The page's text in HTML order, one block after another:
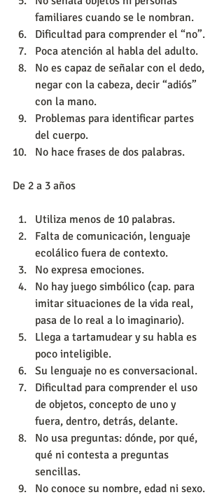
familiares cuando se le nombran.
Dificultad para comprender el “no”.
Poca atención al habla del adulto.
No es capaz de señalar con el dedo,
negar con la cabeza, decir “adiós”
con la mano.
Problemas para identificar partes
del cuerpo.
No hace frases de dos palabras.
De 2 a 3 años
Utiliza menos de 10 palabras.
Falta de comunicación, lenguaje
ecolálico fuera de contexto.
No expresa emociones.
No hay juego simbólico (cap. para
imitar situaciones de la vida real,
pasa de lo real a lo imaginario).
Llega a tartamudear y su habla es
poco inteligible.
Su lenguaje no es conversacional.
Dificultad para comprender el uso
de objetos, concepto de uno y
fuera, dentro, detrás, delante.
No usa preguntas: dónde, por qué,
qué ni contesta a preguntas
sencillas.
No conoce su nombre, edad ni sexo.